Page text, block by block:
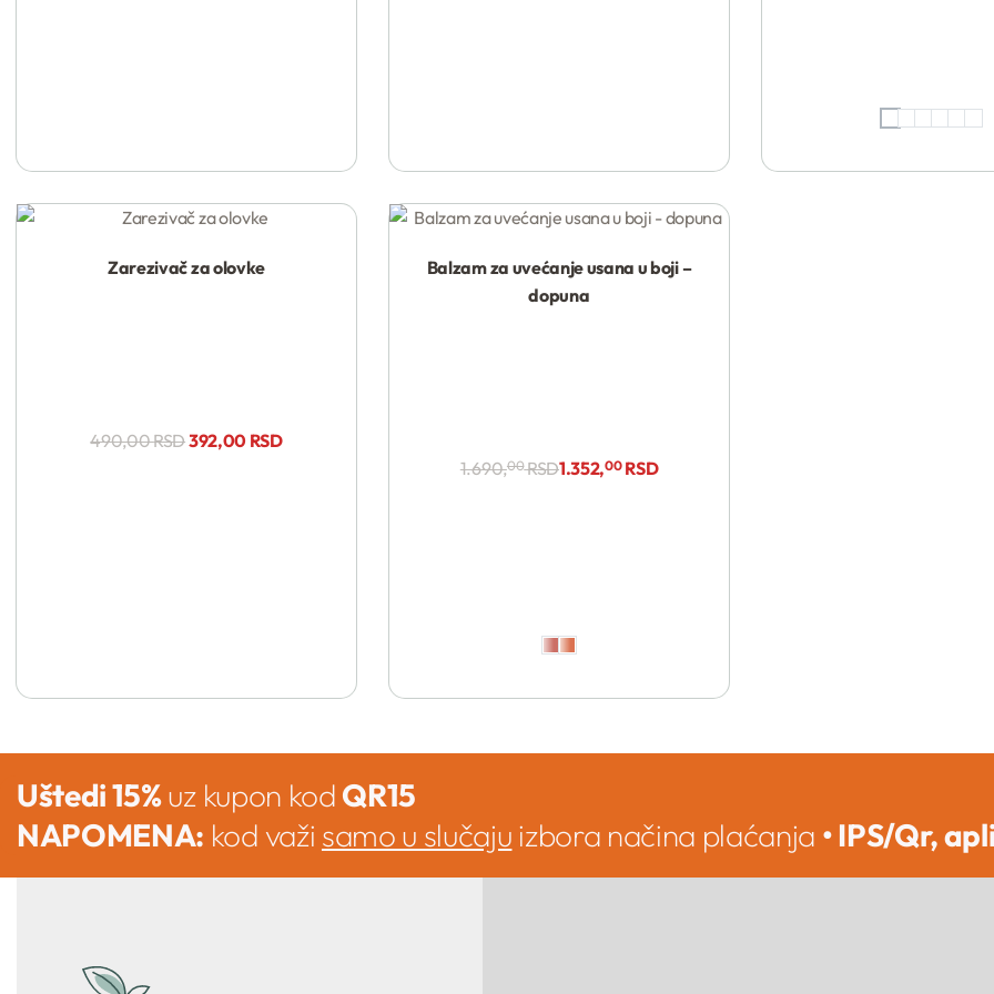
Zarezivač za olovke
490,00RSD392,00 RSD
Balzam za uvećanje usana u boji –
dopuna
1.690,00RSD1.352,00 RSD
Uštedi 15%uz kupon kod QR15
NAPOMENA: kod važi samo u slučaju izbora načina plaćanja • IPS/Qr,